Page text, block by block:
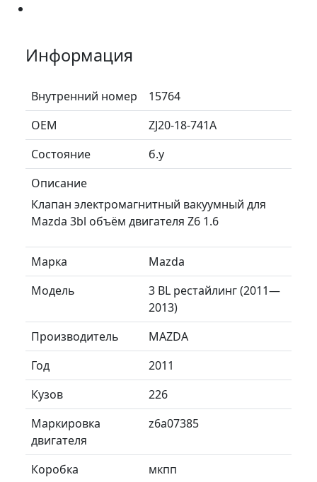
Информация
Внутренний номер
15764
ОЕМ
ZJ20-18-741A
Состояние
б.у
Описание
Клапан электромагнитный вакуумный для
Mazda 3bl объём двигателя Z6 1.6
Марка
Mazda
Модель
3 BL рестайлинг (2011—
2013)
Производитель
MAZDA
Год
2011
Кузов
226
Маркировка
двигателя
z6a07385
Коробка
мкпп